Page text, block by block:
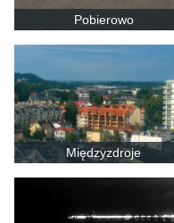
Pobierowo
Międzyzdroje